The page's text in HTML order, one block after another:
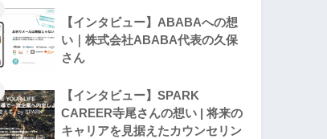
【インタビュー】ABABAへの想
い｜株式会社ABABA代表の久保
さん
【インタビュー】SPARK
CAREER寺尾さんの想い | 将来の
キャリアを見据えたカウンセリン